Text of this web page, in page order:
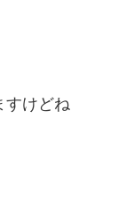
すけどね